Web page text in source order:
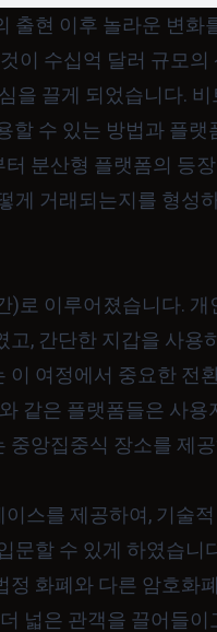
출현 이후 놀라운 변화
이 수십억 달러 규모의
을 끌게 되었습니다.
할 수 있는 방법과 플랫
분산형 플랫폼의 등
게 거래되는지를 형성
)로 이루어졌습니다. 개
, 간단한 지갑을 사용
이 여정에서 중요한 전
같은 플랫폼들은 사용
중앙집중식 장소를 제
스를 제공하여, 기술
문할 수 있게 하였습니
화폐와 다른 암호화
넓은 관객을 끌어들이